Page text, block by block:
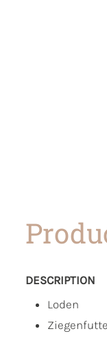
DESCRIPTION
Loden